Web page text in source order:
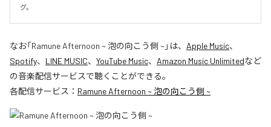
グ。
なお「Ramune Afternoon ~ 泡の向こう側 ~」は、 Apple Music、
Spotify、 LINE MUSIC、 YouTube Music、 Amazon Music Unlimitedなど
の音楽配信サービスで聴くことができる。
各配信サービス： Ramune Afternoon ~ 泡の向こう側 ~